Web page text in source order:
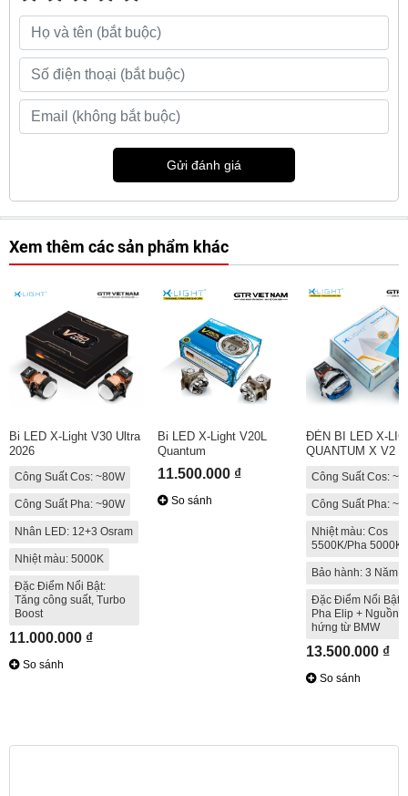
Gửi đánh giá
Xem thêm các sản phẩm khác
Bi LED X-Light V30 Ultra
2026
Công Suất Cos: ~80W
Công Suất Pha: ~90W
Nhân LED: 12+3 Osram
Nhiệt màu: 5000K
Đặc Điểm Nổi Bật:
Tăng công suất, Turbo
Boost
11.000.000 ₫
So sánh
Bi LED X-Light V20L
Quantum
11.500.000 ₫
So sánh
ĐÈN BI LED X-
QUANTUM X V2
Công Suất Cos:
Công Suất Pha:
Nhiệt màu: Cos
5500K/Pha 5000K
Bảo hành: 3 Năm
Đặc Điểm Nổi Bật:
Pha Elip + Nguồn
hứng từ BMW
13.500.000 ₫
So sánh